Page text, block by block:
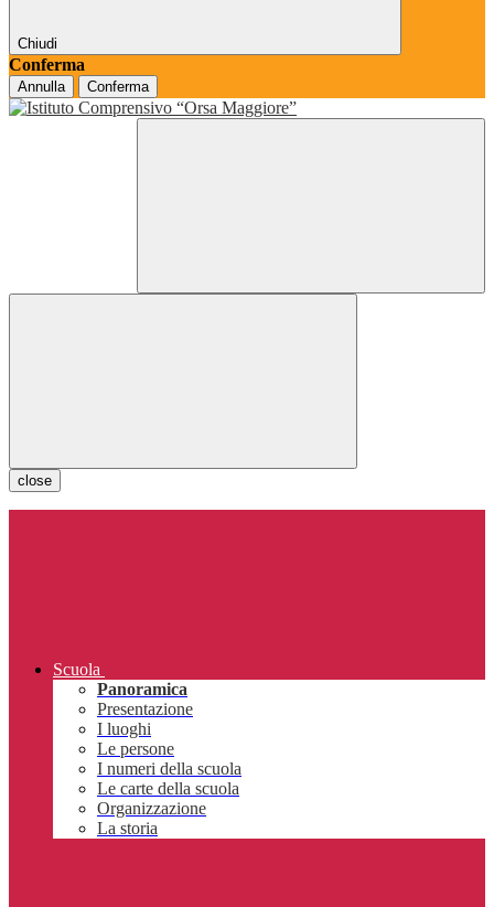
Chiudi
Conferma
Annulla Conferma
close
Scuola
Panoramica
Presentazione
I luoghi
Le persone
I numeri della scuola
Le carte della scuola
Organizzazione
La storia